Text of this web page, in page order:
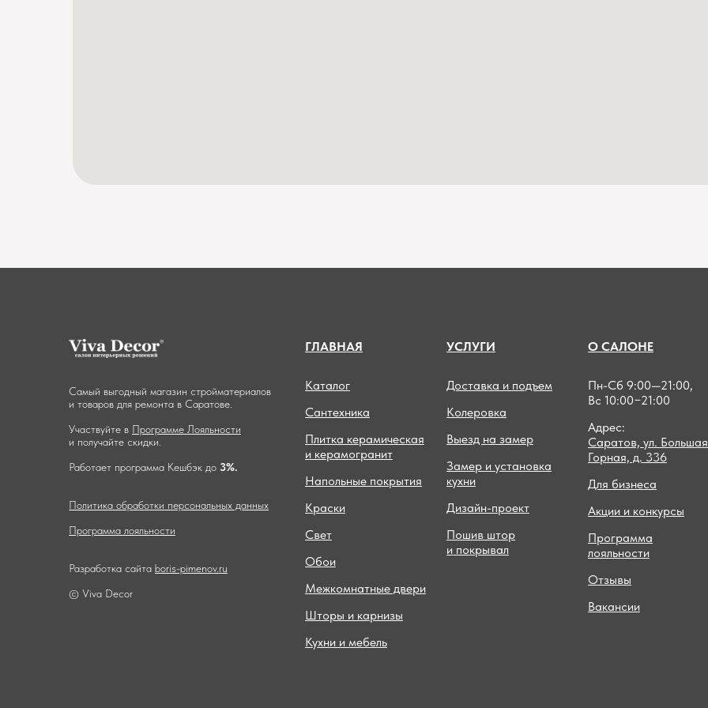
Самый выгодный магазин стройматериалов
и товаров для ремонта в Саратове.
Участвуйте в Программе Лояльности
и получайте скидки.
Работает программа Кешбэк до 3%.
Политика обработки персональных данных
Программа лояльности
Разработка сайта boris-pimenov.ru
© Viva Decor
ГЛАВНАЯ
Каталог
Сантехника
Плитка керамическая
и керамогранит
Напольные покрытия
Краски
Свет
Обои
Межкомнатные двери
Шторы и карнизы
Кухни и мебель
УСЛУГИ
Доставка и подъем
Колеровка
Выезд на замер
Замер и установка
кухни
Дизайн-проект
Пошив штор
и покрывал
О САЛОНЕ
Пн-Сб 9:00—21:00,
Вс 10:00−21:00
Адрес:
Саратов, ул. Большая
Горная, д. 336
Для бизнеса
Акции и конкурсы
Программа
лояльности
Отзывы
Вакансии